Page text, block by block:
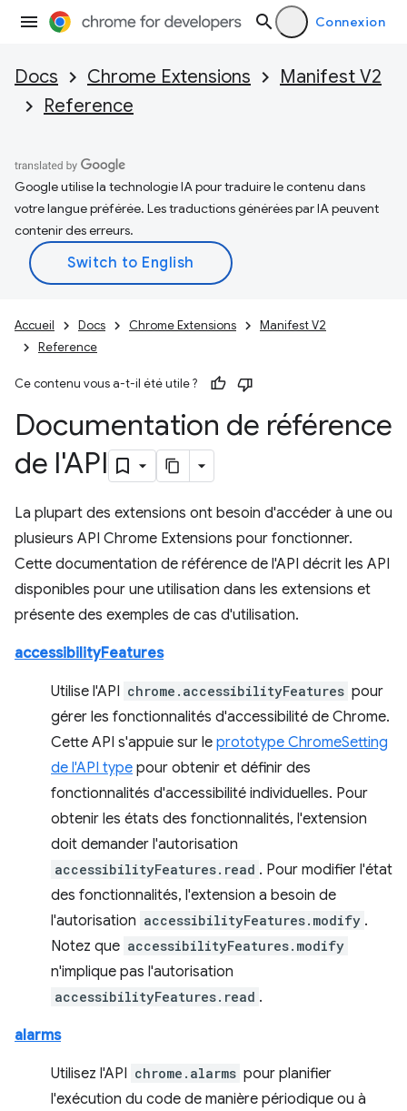
Connexion
Docs Chrome Extensions
Manifest V2
Reference
Google utilise la technologie IA pour traduire le contenu dans
votre langue préférée. Les traductions générées par IA peuvent
contenir des erreurs.
Accueil Docs Chrome Extensions
Manifest V2
Reference
Ce contenu vous a-t-il été utile ?
Documentation de référence
de l'API
La plupart des extensions ont besoin d'accéder à une ou
plusieurs API Chrome Extensions pour fonctionner.
Cette documentation de référence de l'API décrit les API
disponibles pour une utilisation dans les extensions et
présente des exemples de cas d'utilisation.
accessibilityFeatures
Utilise l'API chrome.accessibilityFeatures pour
gérer les fonctionnalités d'accessibilité de Chrome.
Cette API s'appuie sur le prototype ChromeSetting
de l'API type pour obtenir et définir des
fonctionnalités d'accessibilité individuelles. Pour
obtenir les états des fonctionnalités, l'extension
doit demander l'autorisation
accessibilityFeatures.read . Pour modifier l'état
des fonctionnalités, l'extension a besoin de
l'autorisation accessibilityFeatures.modify .
Notez que accessibilityFeatures.modify
n'implique pas l'autorisation
accessibilityFeatures.read .
alarms
Utilisez l'API chrome.alarms pour planifier
l'exécution du code de manière périodique ou à